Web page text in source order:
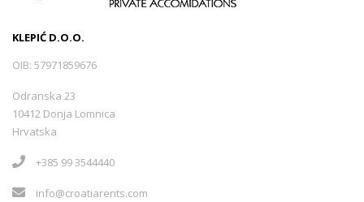
KLEPIĆ D.O.O.
OIB: 57971859676
Odranska 23
10412 Donja Lomnica
Hrvatska
+385 99 3544440
info@croatiarents.com